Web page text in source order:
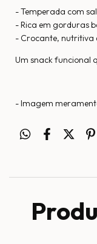
- Temperada com
- Rica em gorduras
- Crocante, nutritiva
Um snack funcional
- Imagem